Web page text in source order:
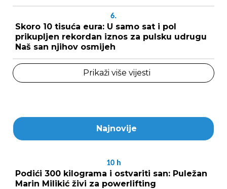
6.
Skoro 10 tisuća eura: U samo sat i pol
prikupljen rekordan iznos za pulsku udrugu
Naš san njihov osmijeh
Prikaži više vijesti
Najnovije
10 h
Podići 300 kilograma i ostvariti san: Puležan
Marin Milikić živi za powerlifting